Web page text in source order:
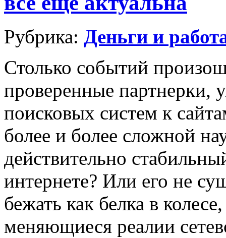
Рубрика: Деньги и
Столько событий
проверенные партнерки,
поисковых систем к
более и более сложной
действительно
интернете? Или его не
бежать как белка в
меняющиеся реалии